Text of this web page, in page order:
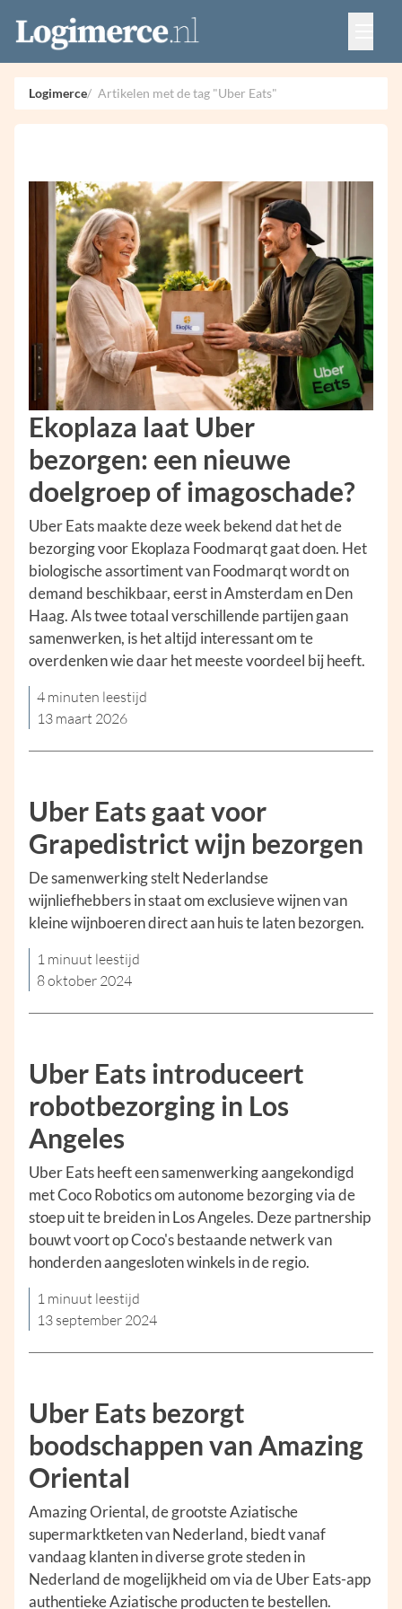
Vacatures
Events
Adverteren
Partners
Logimerce Artikelen met de tag "Uber Eats"
Ekoplaza laat Uber
bezorgen: een nieuwe
doelgroep of imagoschade?
Uber Eats maakte deze week bekend dat het de
bezorging voor Ekoplaza Foodmarqt gaat doen. Het
biologische assortiment van Foodmarqt wordt on
demand beschikbaar, eerst in Amsterdam en Den
Haag. Als twee totaal verschillende partijen gaan
samenwerken, is het altijd interessant om te
overdenken wie daar het meeste voordeel bij heeft.
4 minuten leestijd
13 maart 2026
Uber Eats gaat voor
Grapedistrict wijn bezorgen
De samenwerking stelt Nederlandse
wijnliefhebbers in staat om exclusieve wijnen van
kleine wijnboeren direct aan huis te laten bezorgen.
1 minuut leestijd
8 oktober 2024
Uber Eats introduceert
robotbezorging in Los
Angeles
Uber Eats heeft een samenwerking aangekondigd
met Coco Robotics om autonome bezorging via de
stoep uit te breiden in Los Angeles. Deze partnership
bouwt voort op Coco's bestaande netwerk van
honderden aangesloten winkels in de regio.
1 minuut leestijd
13 september 2024
Uber Eats bezorgt
boodschappen van Amazing
Oriental
Amazing Oriental, de grootste Aziatische
supermarktketen van Nederland, biedt vanaf
vandaag klanten in diverse grote steden in
Nederland de mogelijkheid om via de Uber Eats-app
authentieke Aziatische producten te bestellen.